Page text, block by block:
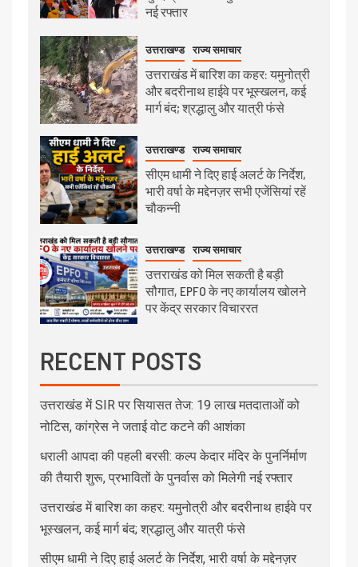
नई रफ्तार
उत्तराखण्ड राज्य समाचार
उत्तराखंड में बारिश का कहर: यमुनोत्री
और बदरीनाथ हाईवे पर भूस्खलन, कई
मार्ग बंद; श्रद्धालु और यात्री फंसे
उत्तराखण्ड राज्य समाचार
सीएम धामी ने दिए हाई अलर्ट के निर्देश,
भारी वर्षा के मद्देनज़र सभी एजेंसियां रहें
चौकन्नी
उत्तराखण्ड राज्य समाचार
उत्तराखंड को मिल सकती है बड़ी
सौगात, EPFO के नए कार्यालय खोलने
पर केंद्र सरकार विचाररत
RECENT POSTS
उत्तराखंड में SIR पर सियासत तेज: 19 लाख मतदाताओं को
नोटिस, कांग्रेस ने जताई वोट कटने की आशंका
धराली आपदा की पहली बरसी: कल्प केदार मंदिर के पुनर्निर्माण
की तैयारी शुरू, प्रभावितों के पुनर्वास को मिलेगी नई रफ्तार
उत्तराखंड में बारिश का कहर: यमुनोत्री और बदरीनाथ हाईवे पर
भूस्खलन, कई मार्ग बंद; श्रद्धालु और यात्री फंसे
सीएम धामी ने दिए हाई अलर्ट के निर्देश, भारी वर्षा के मद्देनज़र